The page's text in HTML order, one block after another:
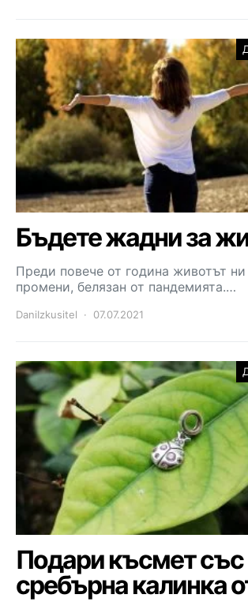
Бъдете жадни за
Преди повече от година животът
промени, белязан от пандемията.…
DaniIzkusitel 07.07.2021
Подари късмет със
сребърна калинка